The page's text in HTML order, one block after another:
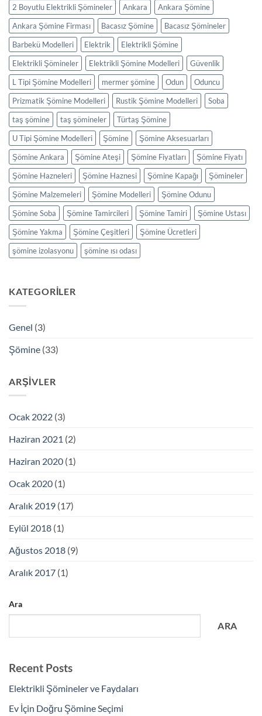
2 Boyutlu Elektrikli Şömineler Ankara
Ankara Şömine
Ankara Şömine Firması
Bacasız Şömine
Bacasız Şömineler
Barbekü Modelleri
Elektrik
Elektrikli Şömine
Elektrikli Şömineler
Elektrikli Şömine Modelleri
Güvenlik
L Tipi Şömine Modelleri
mermer şömine Odun
Oduncu
Prizmatik Şömine Modelleri
Rustik Şömine Modelleri
Soba
taş şömine
taş şömineler
Türtaş Şömine
U Tipi Şömine Modelleri
Şömine
Şömine Aksesuarları
Şömine Ankara
Şömine Ateşi Şömine Fiyatları
Şömine Fiyatı
Şömine Hazneleri
Şömine Haznesi Şömine Kapağı
Şömineler
Şömine Malzemeleri
Şömine Modelleri
Şömine Odunu
Şömine Soba
Şömine Tamircileri Şömine Tamiri
Şömine Ustası
Şömine Yakma
Şömine Çeşitleri
Şömine Ücretleri
şömine izolasyonu
şömine ısı odası
KATEGORILER
Genel (3)
Şömine (33)
ARŞIVLER
Ocak 2022 (3)
Haziran 2021 (2)
Haziran 2020 (1)
Ocak 2020 (1)
Aralık 2019 (17)
Eylül 2018 (1)
Ağustos 2018 (9)
Aralık 2017 (1)
Ara
ARA
Recent Posts
Elektrikli Şömineler ve Faydaları
Ev İçin Doğru Şömine Seçimi